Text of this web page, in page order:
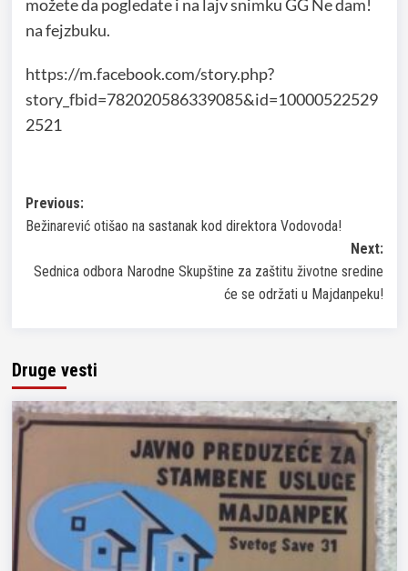
možete da pogledate i na lajv snimku GG Ne dam!
na fejzbuku.
https://m.facebook.com/story.php?
story_fbid=782020586339085&id=10000522529
2521
Post
navigation
Previous:
Bežinarević otišao na sastanak kod direktora Vodovoda!
Next:
Sednica odbora Narodne Skupštine za zaštitu životne sredine
će se održati u Majdanpeku!
Druge vesti